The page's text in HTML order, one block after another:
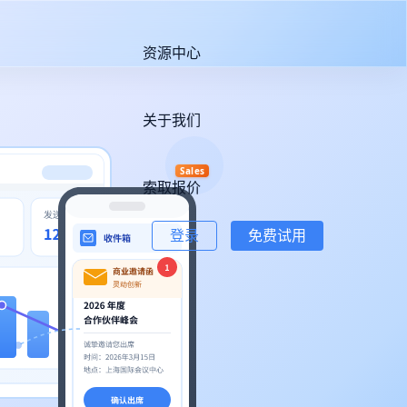
资源中心
关于我们
索取报价
Sales
登录 免费试用